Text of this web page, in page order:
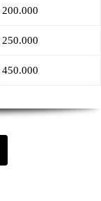
200.000
250.000
450.000